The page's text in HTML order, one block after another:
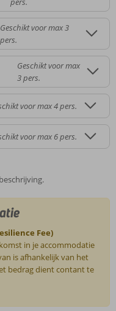
Geschikt voor max 3
pers.
Geschikt voor max
3 pers.
voor max 4 pers.
voor max 6 pers.
Fee)
in je accommodatie
is afhankelijk van het
bedrag dient contant te